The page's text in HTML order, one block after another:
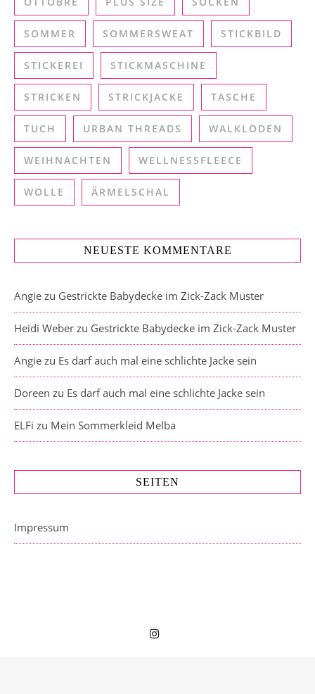
SOMMER SOMMERSWEAT STICKBILD
STICKEREI STICKMASCHINE
STRICKEN STRICKJACKE TASCHE
TUCH URBAN THREADS WALKLODEN
WEIHNACHTEN WELLNESSFLEECE
WOLLE ÄRMELSCHAL
NEUESTE KOMMENTARE
Angie zu Gestrickte Babydecke im Zick-Zack Muster
Heidi Weber zu Gestrickte Babydecke im Zick-Zack Muster
Angie zu Es darf auch mal eine schlichte Jacke sein
Doreen zu Es darf auch mal eine schlichte Jacke sein
ELFi zu Mein Sommerkleid Melba
SEITEN
Impressum